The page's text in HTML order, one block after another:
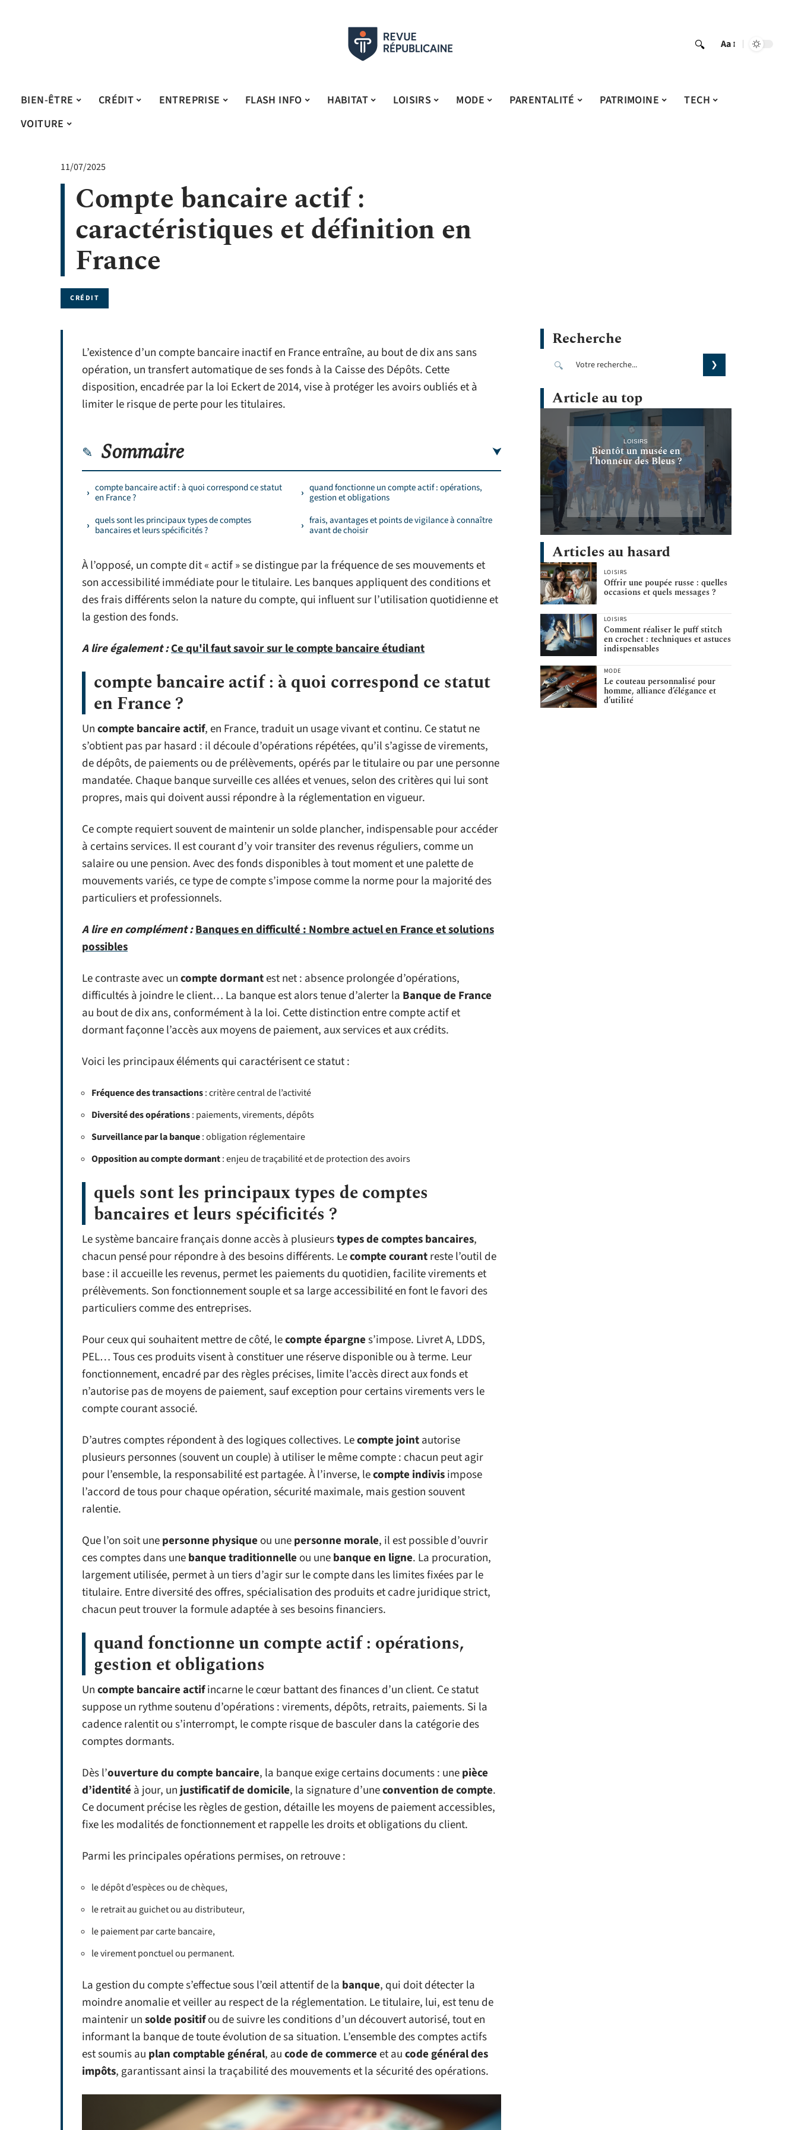
Aa
BIEN-ÊTRE CRÉDIT ENTREPRISE FLASH INFO HABITAT LOISIRS MODE PARENTALITÉ PATRIMOINE
TECH
VOITURE
11/07/2025
Compte bancaire actif :
caractéristiques et définition en
France
CRÉDIT
L’existence d’un compte bancaire inactif en France entraîne, au bout de dix ans sans
opération, un transfert automatique de ses fonds à la Caisse des Dépôts. Cette
disposition, encadrée par la loi Eckert de 2014, vise à protéger les avoirs oubliés et à
limiter le risque de perte pour les titulaires.
Sommaire
compte bancaire actif : à quoi correspond ce statut
en France ?
quels sont les principaux types de comptes
bancaires et leurs spécificités ?
quand fonctionne un compte actif : opérations,
gestion et obligations
frais, avantages et points de vigilance à connaître
avant de choisir
À l’opposé, un compte dit « actif » se distingue par la fréquence de ses mouvements et
son accessibilité immédiate pour le titulaire. Les banques appliquent des conditions et
des frais différents selon la nature du compte, qui influent sur l’utilisation quotidienne et
la gestion des fonds.
A lire également :Ce qu'il faut savoir sur le compte bancaire étudiant
compte bancaire actif : à quoi correspond ce statut
en France ?
Uncompte bancaire actif, en France, traduit un usage vivant et continu. Ce statut ne
s’obtient pas par hasard : il découle d’opérations répétées, qu’il s’agisse de virements,
de dépôts, de paiements ou de prélèvements, opérés par le titulaire ou par une personne
mandatée. Chaque banque surveille ces allées et venues, selon des critères qui lui sont
propres, mais qui doivent aussi répondre à la réglementation en vigueur.
Ce compte requiert souvent de maintenir un solde plancher, indispensable pour accéder
à certains services. Il est courant d’y voir transiter des revenus réguliers, comme un
salaire ou une pension. Avec des fonds disponibles à tout moment et une palette de
mouvements variés, ce type de compte s’impose comme la norme pour la majorité des
particuliers et professionnels.
A lire en complément :Banques en difficulté : Nombre actuel en France et solutions
possibles
Le contraste avec uncompte dormantest net : absence prolongée d’opérations,
difficultés à joindre le client… La banque est alors tenue d’alerter la Banque de France
au bout de dix ans, conformément à la loi. Cette distinction entre compte actif et
dormant façonne l’accès aux moyens de paiement, aux services et aux crédits.
Voici les principaux éléments qui caractérisent ce statut :
Fréquence des transactions: critère central de l’activité
Diversité des opérations: paiements, virements, dépôts
Surveillance par la banque: obligation réglementaire
Opposition au compte dormant: enjeu de traçabilité et de protection des avoirs
quels sont les principaux types de comptes
bancaires et leurs spécificités ?
Le système bancaire français donne accès à plusieurstypes de comptes bancaires,
chacun pensé pour répondre à des besoins différents. Lecompte courantreste l’outil de
base : il accueille les revenus, permet les paiements du quotidien, facilite virements et
prélèvements. Son fonctionnement souple et sa large accessibilité en font le favori des
particuliers comme des entreprises.
Pour ceux qui souhaitent mettre de côté, lecompte épargnes’impose. Livret A, LDDS,
PEL… Tous ces produits visent à constituer une réserve disponible ou à terme. Leur
fonctionnement, encadré par des règles précises, limite l’accès direct aux fonds et
n’autorise pas de moyens de paiement, sauf exception pour certains virements vers le
compte courant associé.
D’autres comptes répondent à des logiques collectives. Lecompte jointautorise
plusieurs personnes (souvent un couple) à utiliser le même compte : chacun peut agir
pour l’ensemble, la responsabilité est partagée. À l’inverse, lecompte indivisimpose
l’accord de tous pour chaque opération, sécurité maximale, mais gestion souvent
ralentie.
Que l’on soit unepersonne physique ou unepersonne morale, il est possible d’ouvrir
ces comptes dans unebanque traditionnelle ou unebanque en ligne. La procuration,
largement utilisée, permet à un tiers d’agir sur le compte dans les limites fixées par le
titulaire. Entre diversité des offres, spécialisation des produits et cadre juridique strict,
chacun peut trouver la formule adaptée à ses besoins financiers.
quand fonctionne un compte actif : opérations,
gestion et obligations
Uncompte bancaire actifincarne le cœur battant des finances d’un client. Ce statut
suppose un rythme soutenu d’opérations : virements, dépôts, retraits, paiements. Si la
cadence ralentit ou s’interrompt, le compte risque de basculer dans la catégorie des
comptes dormants.
Dès l’ouverture du compte bancaire, la banque exige certains documents : unepièce
d’identité à jour, unjustificatif de domicile, la signature d’uneconvention de compte.
Ce document précise les règles de gestion, détaille les moyens de paiement accessibles,
fixe les modalités de fonctionnement et rappelle les droits et obligations du client.
Parmi les principales opérations permises, on retrouve :
le dépôt d’espèces ou de chèques,
le retrait au guichet ou au distributeur,
le paiement par carte bancaire,
le virement ponctuel ou permanent.
La gestion du compte s’effectue sous l’œil attentif de la banque, qui doit détecter la
moindre anomalie et veiller au respect de la réglementation. Le titulaire, lui, est tenu de
maintenir unsolde positifou de suivre les conditions d’un découvert autorisé, tout en
informant la banque de toute évolution de sa situation. L’ensemble des comptes actifs
est soumis au plan comptable général, aucode de commerceet aucode général des
impôts, garantissant ainsi la traçabilité des mouvements et la sécurité des opérations.
Recherche
Article au top
LOISIRS
Bientôt un musée en
l’honneur des Bleus ?
Articles au hasard
LOISIRS
Offrir une poupée russe : quelles
occasions et quels messages ?
LOISIRS
Comment réaliser le puff stitch
en crochet : techniques et astuces
indispensables
MODE
Le couteau personnalisé pour
homme, alliance d’élégance et
d’utilité